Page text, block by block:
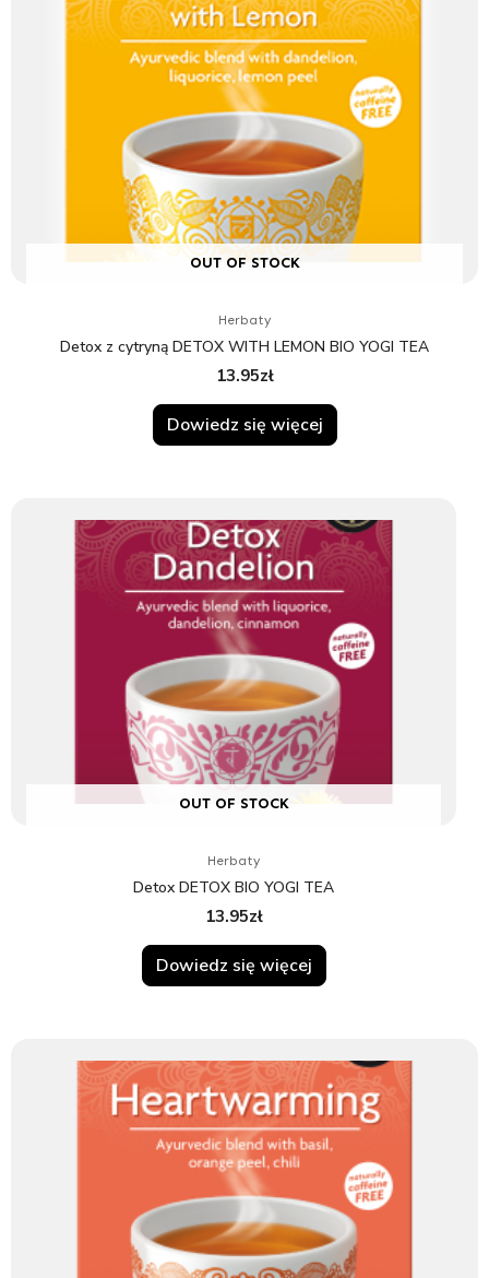
OUT OF STOCK
Herbaty
Detox z cytryną DETOX WITH LEMON BIO YOGI TEA
13.95zł
Dowiedz się więcej
OUT OF STOCK
Herbaty
Detox DETOX BIO YOGI TEA
13.95zł
Dowiedz się więcej